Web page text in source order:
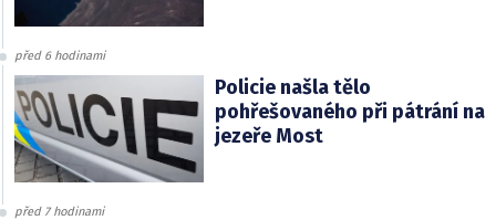
před 6 hodinami
Policie našla tělo
pohřešovaného při pátrání na
jezeře Most
před 7 hodinami